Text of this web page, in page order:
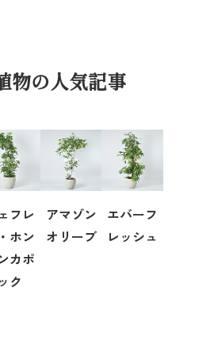
物の人気記事
フレ
ホン
カポ
ック
アマゾン
オリーブ
エバーフ
レッシュ